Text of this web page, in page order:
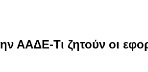
ΑΑΔΕ-Τι ζητούν οι